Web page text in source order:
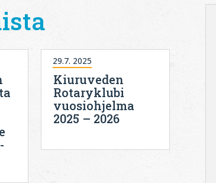
Kiuruveden
Rotaryklubi
vuosiohjelma
2025 – 2026
29.7. 2025